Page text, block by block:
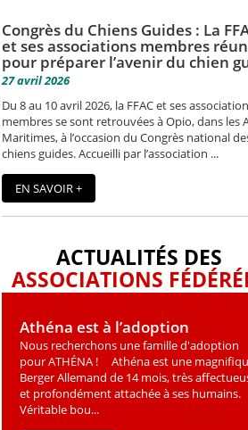
Congrès du Chiens Guides : La
et ses associations membres
pour préparer l’avenir du chien
27 avril 2026
Du 8 au 10 avril 2026, la FFAC et ses
membres se sont retrouvées à Opio, dans les
Maritimes, à l’occasion du Congrès national
chiens guides. Accueilli par l’association ...
EN SAVOIR +
ACTUALITÉS DES
ASSOCIATIONS
Athéna est à l’adoption
Nous recherchons une famille d'adoption
pour ATHÉNA ! Athéna est une
Berger Allemand de 14 mois, très
et profondément attachée à ses humains.
Véritable bou...